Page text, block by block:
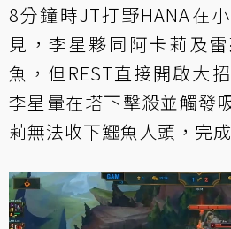
8分鐘時JT打野HANA在
見，李星夥同阿卡莉及
魚，但REST直接開啟大
李星暈在塔下擊殺並觸發
莉無法收下鱷魚人頭，完